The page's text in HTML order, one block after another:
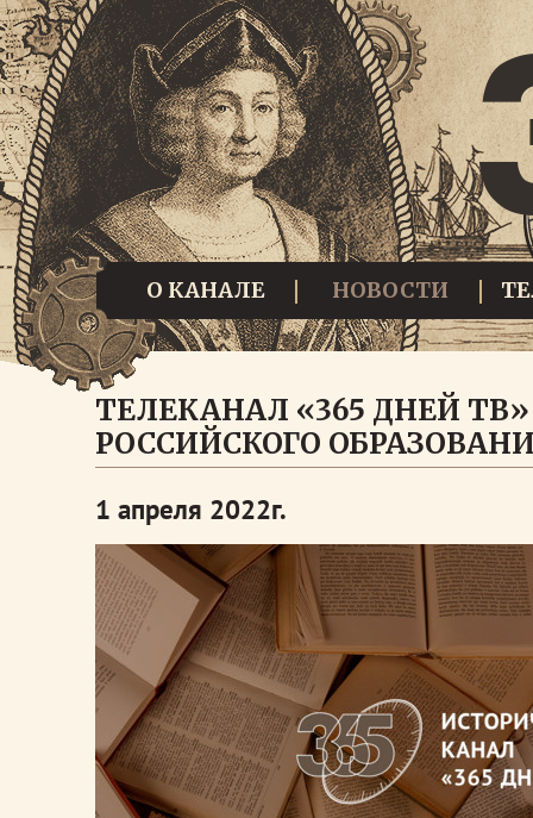
О КАНАЛЕ НОВОСТИ
ТЕЛЕКАНАЛ «365 ДНЕЙ
РОССИЙСКОГО
1 апреля 2022г.